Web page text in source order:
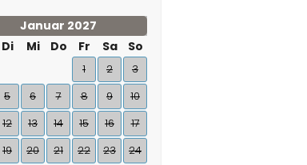
Januar 2027
Di Mi Do Fr Sa So
1 2
3
5 6 7 8 9
10
12 13 14 15 16
17
19 20 21 22 23
24